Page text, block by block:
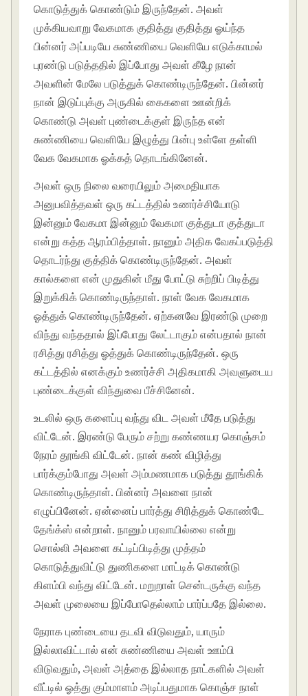
கொடுத்துக் கொண்டும் இருந்தேன். அவள்
முக்கியவாறு வேகமாக குதித்து குதித்து ஓய்ந்த
பின்னர் அப்படியே சுண்ணியை வெளியே எடுக்காமல்
புரண்டு படுத்ததில் இப்போது அவள் கீழே நான்
அவளின் மேலே படுத்துக் கொண்டிருந்தேன். பின்னர்
நான் இடுப்புக்கு அருகில் கைகளை ஊன்றிக்
கொண்டு அவள் புண்டைக்குள் இருந்த என்
சுண்ணியை வெளியே இழுத்து பின்பு உள்ளே தள்ளி
வேக வேகமாக ஓக்கத் தொடங்கினேன்.
அவள் ஒரு நிலை வரையிலும் அமைதியாக
அனுபவித்தவள் ஒரு கட்டத்தில் உணர்ச்சியோடு
இன்னும் வேகமா இன்னும் வேகமா குத்துடா குத்துடா
என்று கத்த ஆரம்பித்தாள். நானும் அதிக வேகப்படுத்தி
தொடர்ந்து குத்திக் கொண்டிருந்தேன். அவள்
கால்களை என் முதுகின் மீது போட்டு சுற்றிப் பிடித்து
இறுக்கிக் கொண்டிருந்தாள். நாள் வேக வேகமாக
ஓத்துக் கொண்டிருந்தேன். ஏற்கனவே இரண்டு முறை
விந்து வந்ததால் இப்போது லேட்டாகும் என்பதால் நான்
ரசித்து ரசித்து ஓத்துக் கொண்டிருந்தேன். ஒரு
கட்டத்தில் எனக்கும் உணர்ச்சி அதிகமாகி அவளுடைய
புண்டைக்குள் விந்துவை பீச்சினேன்.
உடலில் ஒரு களைப்பு வந்து விட அவள் மீதே படுத்து
விட்டேன். இரண்டு பேரும் சற்று கண்ணயர கொஞ்சம்
நேரம் தூங்கி விட்டேன். நான் கண் விழித்து
பார்க்கும்போது அவள் அம்மணமாக படுத்து தூங்கிக்
கொண்டிருந்தாள். பின்னர் அவளை நான்
எழுப்பினேன். ஏன்னைப் பார்த்து சிரித்துக் கொண்டே
தேங்க்ஸ் என்றாள். நானும் பரவாயில்லை என்று
சொல்லி அவளை கட்டிப்பிடித்து முத்தம்
கொடுத்துவிட்டு துணிகளை மாட்டிக் கொண்டு
கிளம்பி வந்து விட்டேன். மறுறாள் சென்டருக்கு வந்த
அவள் முலையை இப்போதெல்லாம் பார்ப்பதே இல்லை.
நேராக புண்டையை தடவி விடுவதும், யாரும்
இல்லாவிட்டால் என் சுண்ணியை அவள் ஊம்பி
விடுவதும், அவள் அத்தை இல்லாத நாட்களில் அவள்
வீட்டில் ஓத்து கும்மாளம் அடிப்பதுமாக கொஞ்ச நாள்